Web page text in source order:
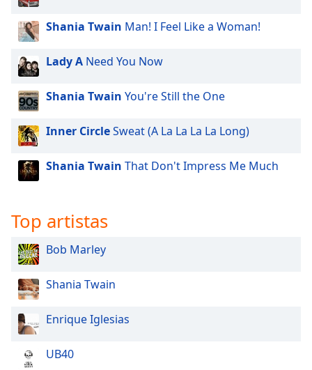
Shania Twain Man! I Feel Like a Woman!
Lady A Need You Now
Shania Twain You're Still the One
Inner CircleSweat (A La La La La Long)
Shania Twain That Don't Impress Me Much
Top artistas
Bob Marley
Shania Twain
Enrique Iglesias
UB40